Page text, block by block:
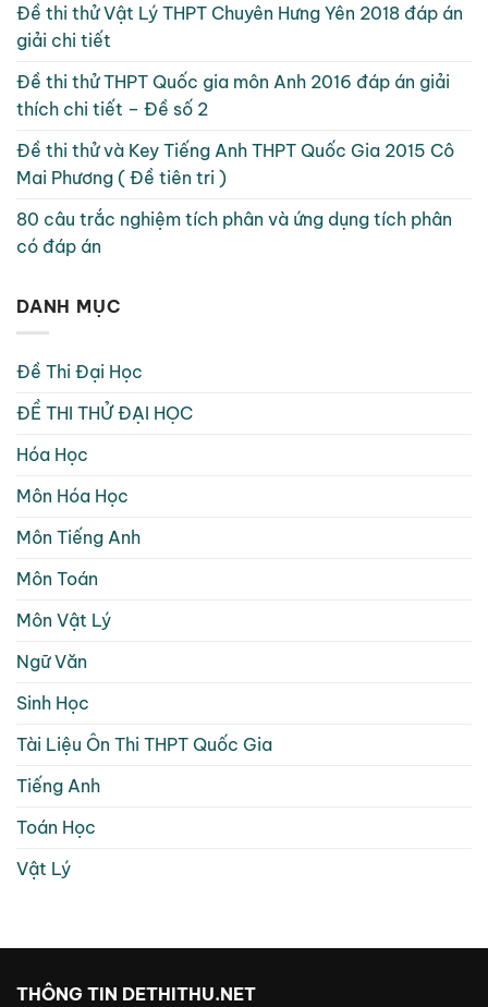
Đề thi thử Vật Lý THPT Chuyên Hưng Yên 2018 đáp án
giải chi tiết
Đề thi thử THPT Quốc gia môn Anh 2016 đáp án giải
thích chi tiết – Đề số 2
Đề thi thử và Key Tiếng Anh THPT Quốc Gia 2015 Cô
Mai Phương ( Đề tiên tri )
80 câu trắc nghiệm tích phân và ứng dụng tích phân
có đáp án
DANH MỤC
Đề Thi Đại Học
ĐỀ THI THỬ ĐẠI HỌC
Hóa Học
Môn Hóa Học
Môn Tiếng Anh
Môn Toán
Môn Vật Lý
Ngữ Văn
Sinh Học
Tài Liệu Ôn Thi THPT Quốc Gia
Tiếng Anh
Toán Học
Vật Lý
THÔNG TIN DETHITHU.NET